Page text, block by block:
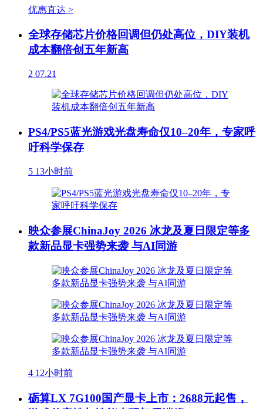
优惠直达 >
全球存储芯片价格回调但仍处高位，DIY装机
成本翻倍创五年新高
2 07.21
PS4/PS5蓝光游戏光盘寿命仅10–20年，专家呼
吁科学保存
5 13小时前
映众参展ChinaJoy 2026 冰龙及夏日限定等多
款新品显卡强势来袭 与AI同游
4 12小时前
砺算LX 7G100国产显卡上市：2688元起售，